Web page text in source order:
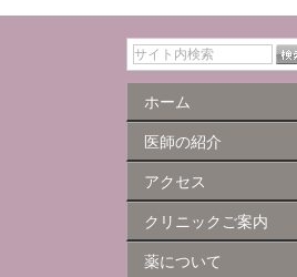
ホーム
医師の紹介
アクセス
クリニックご案内
薬について